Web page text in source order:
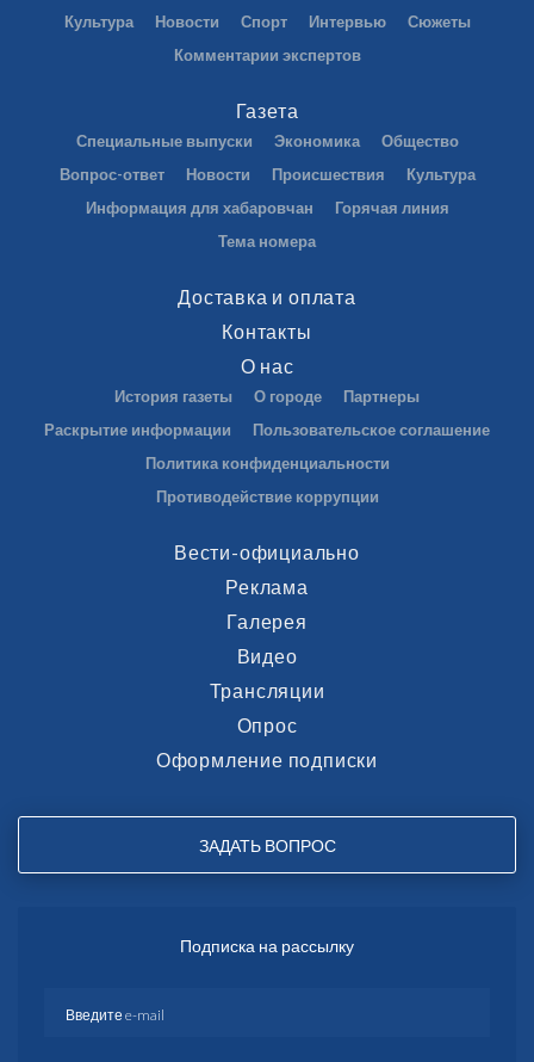
Культура
Новости Спорт Интервью
Сюжеты
Комментарии экспертов
Газета
Специальные выпуски Экономика
Общество
Вопрос-ответ
Новости Происшествия
Культура
Информация для хабаровчан
Горячая линия
Тема номера
Доставка и оплата
Контакты
О нас
История газеты О городе
Партнеры
Раскрытие информации
Пользовательское соглашение
Политика конфиденциальности
Противодействие коррупции
Вести-официально
Реклама
Галерея
Видео
Трансляции
Опрос
Оформление подписки
ЗАДАТЬ ВОПРОС
Подписка на рассылку